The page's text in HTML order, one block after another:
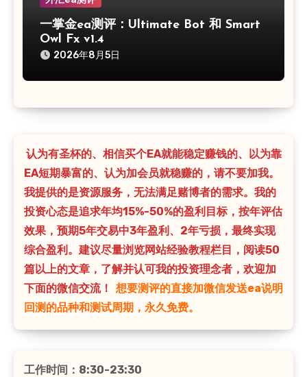
一掌金ea测评：Ultimate Bot 和 Smart
Owl Fx v1.4
2026年8月5日
认为有圣杯的、相信买个EA就能稳定赚钱的、以为靠
EA短期暴富的、认为加会员就稳赚的，请不要加我。
我提供的是资源服务，无法满足赌博者的需求。我的
投资心态是追求年均15%-50%的盈利目标，按年评估
效果，预期5年交易中3年盈利、2年亏损，最终实现
综合盈利。建议尽量浏览网站经验教程栏目，阅读50
篇以上的文章，了解并认可我的投资理念者，欢迎加
下面的微信交流！
想要测评的直接加微信发送ea说明
回测的品种和测试周期，永久免费。
工作时间：8:30-23:30